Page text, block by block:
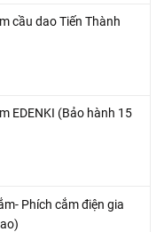
cầu dao Tiến Thành
EDENKI (Bảo hành 15
Phích cắm điện gia